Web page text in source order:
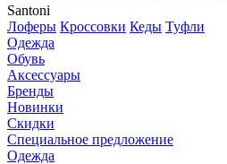
Santoni
Лоферы Кроссовки Кеды Туфли
Одежда
Обувь
Аксессуары
Бренды
Новинки
Скидки
Специальное предложение
Одежда